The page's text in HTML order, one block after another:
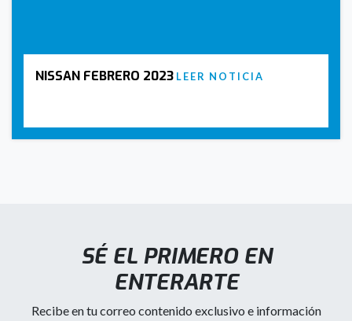
NISSAN FEBRERO 2023 LEER NOTICIA
SÉ EL PRIMERO EN
ENTERARTE
Recibe en tu correo contenido exclusivo e información